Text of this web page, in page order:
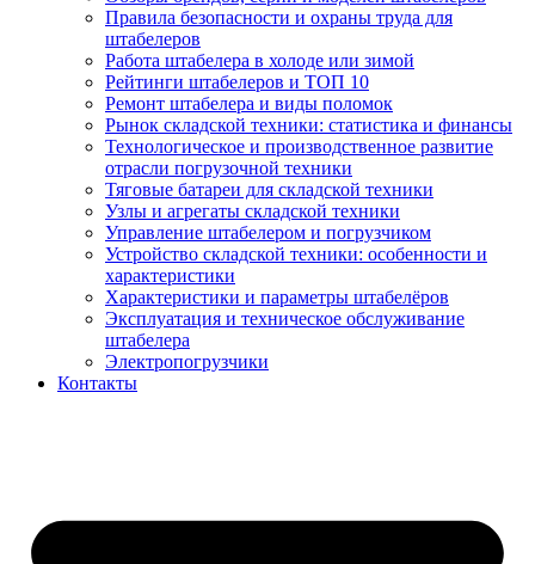
Правила безопасности и охраны труда для
штабелеров
Работа штабелера в холоде или зимой
Рейтинги штабелеров и ТОП 10
Ремонт штабелера и виды поломок
Рынок складской техники: статистика и финансы
Технологическое и производственное развитие
отрасли погрузочной техники
Тяговые батареи для складской техники
Узлы и агрегаты складской техники
Управление штабелером и погрузчиком
Устройство складской техники: особенности и
характеристики
Характеристики и параметры штабелёров
Эксплуатация и техническое обслуживание
штабелера
Электропогрузчики
Контакты